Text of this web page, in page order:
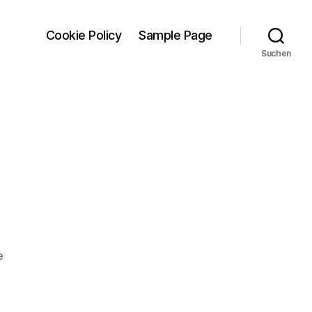
Cookie Policy Sample Page
Suchen
zu